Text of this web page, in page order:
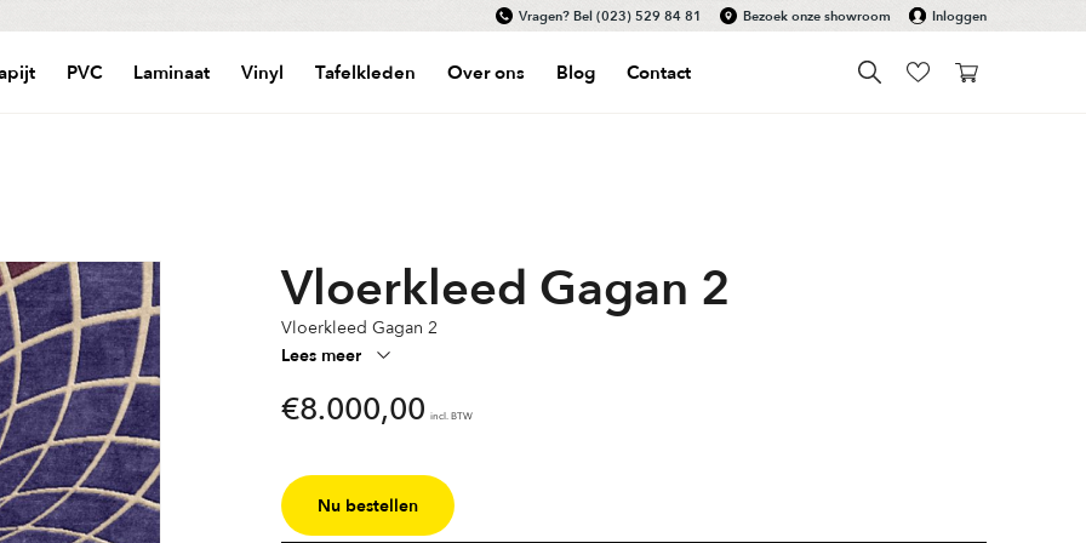
Vragen? Bel(023) 529 84 81 Bezoek onze showroom Inloggen
PVC Laminaat Vinyl Tafelkleden Over ons Blog Contact
Vloerkleed Gagan 2
Vloerkleed Gagan 2
Lees meer
€8.000,00 incl. BTW
Nu bestellen